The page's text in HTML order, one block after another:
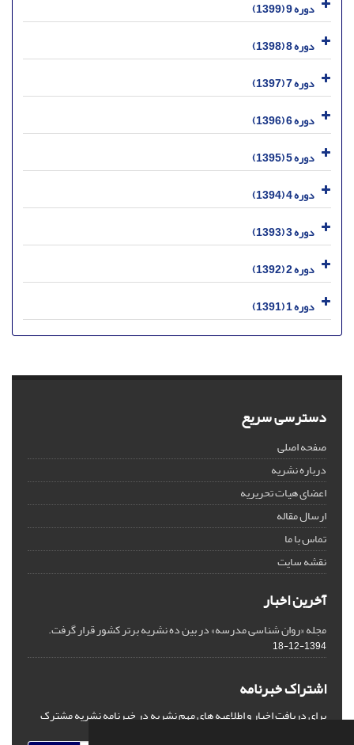
دوره 9 (1399)
دوره 8 (1398)
دوره 7 (1397)
دوره 6 (1396)
دوره 5 (1395)
دوره 4 (1394)
دوره 3 (1393)
دوره 2 (1392)
دوره 1 (1391)
دسترسی سریع
صفحه اصلی
درباره نشریه
اعضای هیات تحریریه
ارسال مقاله
تماس با ما
نقشه سایت
آخرین اخبار
مجله «روان شناسی مدرسه» در بین ده نشریه برتر کشور قرار گرفت.
1394-12-18
اشتراک خبرنامه
برای دریافت اخبار و اطلاعیه های مهم نشریه در خبرنامه نشریه مشترک